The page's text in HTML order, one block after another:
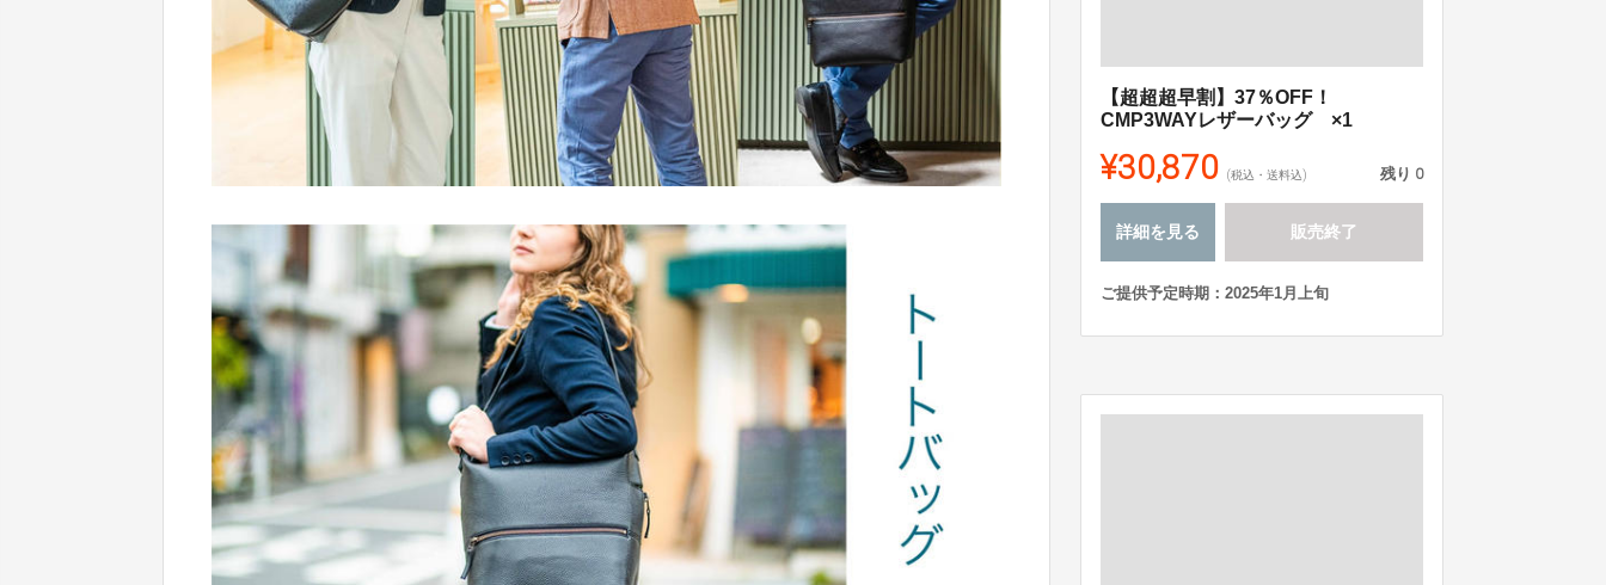
【超超超早割】37％OFF！
CMP3WAYレザーバッグ ×1
¥30,870 (税込・送料込) 残り 0
詳細を見る 販売終了
ご提供予定時期：2025年1月上旬